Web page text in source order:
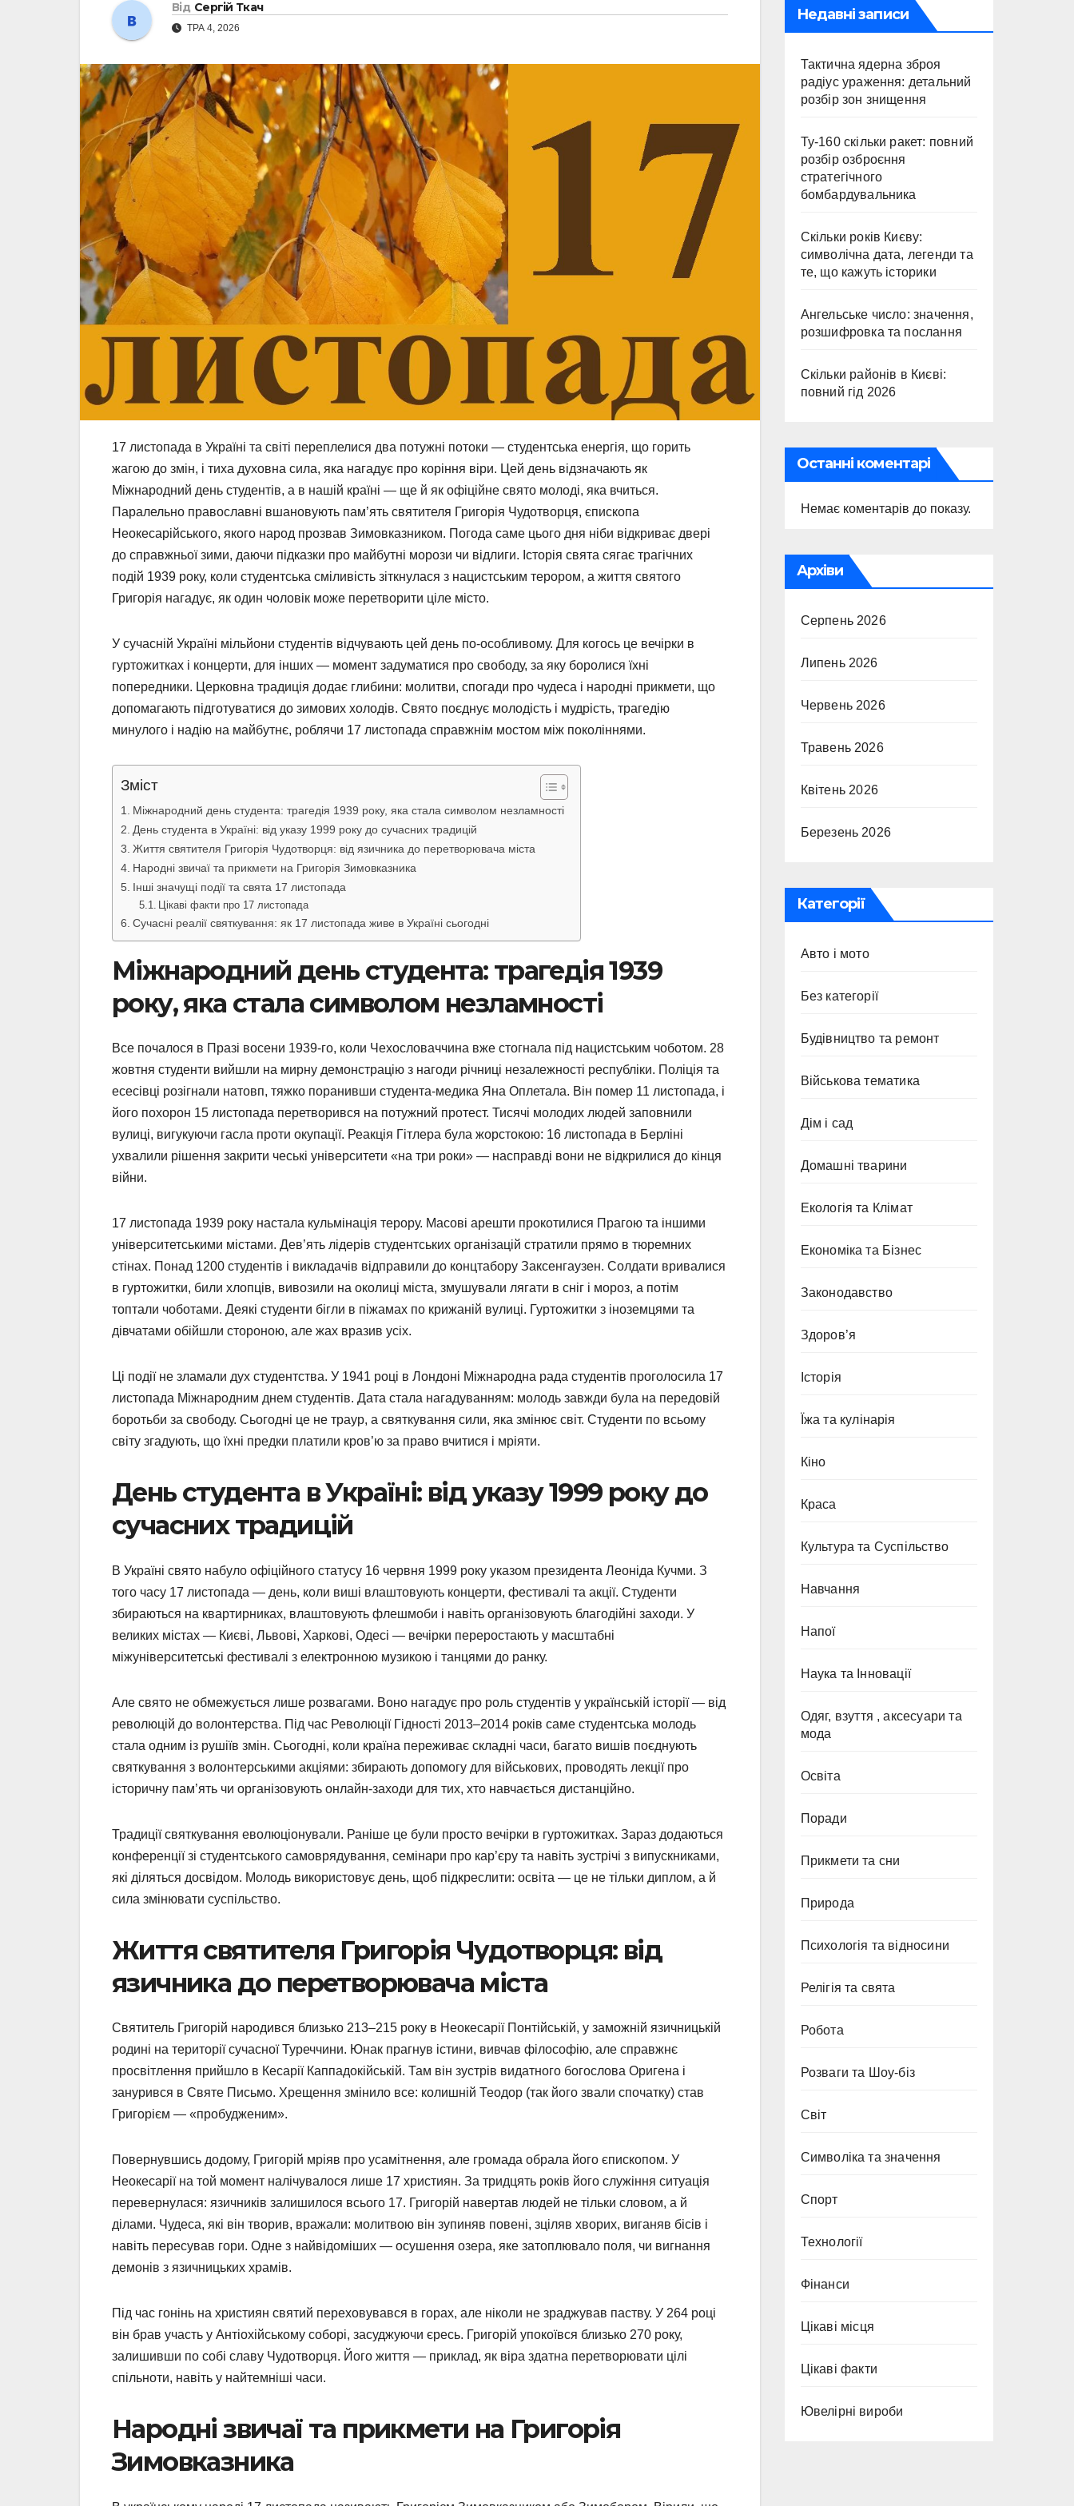
Від Сергій Ткач
ТРА 4, 2026
17 листопада в Україні та світі переплелися два потужні потоки — студентська енергія, що горить
жагою до змін, і тиха духовна сила, яка нагадує про коріння віри. Цей день відзначають як
Міжнародний день студентів, а в нашій країні — ще й як офіційне свято молоді, яка вчиться.
Паралельно православні вшановують пам’ять святителя Григорія Чудотворця, єпископа
Неокесарійського, якого народ прозвав Зимовказником. Погода саме цього дня ніби відкриває двері
до справжньої зими, даючи підказки про майбутні морози чи відлиги. Історія свята сягає трагічних
подій 1939 року, коли студентська сміливість зіткнулася з нацистським терором, а життя святого
Григорія нагадує, як один чоловік може перетворити ціле місто.
У сучасній Україні мільйони студентів відчувають цей день по-особливому. Для когось це вечірки в
гуртожитках і концерти, для інших — момент задуматися про свободу, за яку боролися їхні
попередники. Церковна традиція додає глибини: молитви, спогади про чудеса і народні прикмети, що
допомагають підготуватися до зимових холодів. Свято поєднує молодість і мудрість, трагедію
минулого і надію на майбутнє, роблячи 17 листопада справжнім мостом між поколіннями.
Зміст
Міжнародний день студента: трагедія 1939 року, яка стала символом незламності
День студента в Україні: від указу 1999 року до сучасних традицій
Життя святителя Григорія Чудотворця: від язичника до перетворювача міста
Народні звичаї та прикмети на Григорія Зимовказника
Інші значущі події та свята 17 листопада
Цікаві факти про 17 листопада
Сучасні реалії святкування: як 17 листопада живе в Україні сьогодні
Міжнародний день студента: трагедія 1939
року, яка стала символом незламності
Все почалося в Празі восени 1939-го, коли Чехословаччина вже стогнала під нацистським чоботом. 28
жовтня студенти вийшли на мирну демонстрацію з нагоди річниці незалежності республіки. Поліція та
есесівці розігнали натовп, тяжко поранивши студента-медика Яна Оплетала. Він помер 11 листопада, і
його похорон 15 листопада перетворився на потужний протест. Тисячі молодих людей заповнили
вулиці, вигукуючи гасла проти окупації. Реакція Гітлера була жорстокою: 16 листопада в Берліні
ухвалили рішення закрити чеські університети «на три роки» — насправді вони не відкрилися до кінця
війни.
17 листопада 1939 року настала кульмінація терору. Масові арешти прокотилися Прагою та іншими
університетськими містами. Дев’ять лідерів студентських організацій стратили прямо в тюремних
стінах. Понад 1200 студентів і викладачів відправили до концтабору Заксенгаузен. Солдати вривалися
в гуртожитки, били хлопців, вивозили на околиці міста, змушували лягати в сніг і мороз, а потім
топтали чоботами. Деякі студенти бігли в піжамах по крижаній вулиці. Гуртожитки з іноземцями та
дівчатами обійшли стороною, але жах вразив усіх.
Ці події не зламали дух студентства. У 1941 році в Лондоні Міжнародна рада студентів проголосила 17
листопада Міжнародним днем студентів. Дата стала нагадуванням: молодь завжди була на передовій
боротьби за свободу. Сьогодні це не траур, а святкування сили, яка змінює світ. Студенти по всьому
світу згадують, що їхні предки платили кров’ю за право вчитися і мріяти.
День студента в Україні: від указу 1999 року до
сучасних традицій
В Україні свято набуло офіційного статусу 16 червня 1999 року указом президента Леоніда Кучми. З
того часу 17 листопада — день, коли виші влаштовують концерти, фестивалі та акції. Студенти
збираються на квартирниках, влаштовують флешмоби і навіть організовують благодійні заходи. У
великих містах — Києві, Львові, Харкові, Одесі — вечірки переростають у масштабні
міжуніверситетські фестивалі з електронною музикою і танцями до ранку.
Але свято не обмежується лише розвагами. Воно нагадує про роль студентів у українській історії — від
революцій до волонтерства. Під час Революції Гідності 2013–2014 років саме студентська молодь
стала одним із рушіїв змін. Сьогодні, коли країна переживає складні часи, багато вишів поєднують
святкування з волонтерськими акціями: збирають допомогу для військових, проводять лекції про
історичну пам’ять чи організовують онлайн-заходи для тих, хто навчається дистанційно.
Традиції святкування еволюціонували. Раніше це були просто вечірки в гуртожитках. Зараз додаються
конференції зі студентського самоврядування, семінари про кар’єру та навіть зустрічі з випускниками,
які діляться досвідом. Молодь використовує день, щоб підкреслити: освіта — це не тільки диплом, а й
сила змінювати суспільство.
Життя святителя Григорія Чудотворця: від
язичника до перетворювача міста
Святитель Григорій народився близько 213–215 року в Неокесарії Понтійській, у заможній язичницькій
родині на території сучасної Туреччини. Юнак прагнув істини, вивчав філософію, але справжнє
просвітлення прийшло в Кесарії Каппадокійській. Там він зустрів видатного богослова Оригена і
занурився в Святе Письмо. Хрещення змінило все: колишній Теодор (так його звали спочатку) став
Григорієм — «пробудженим».
Повернувшись додому, Григорій мріяв про усамітнення, але громада обрала його єпископом. У
Неокесарії на той момент налічувалося лише 17 християн. За тридцять років його служіння ситуація
перевернулася: язичників залишилося всього 17. Григорій навертав людей не тільки словом, а й
ділами. Чудеса, які він творив, вражали: молитвою він зупиняв повені, зціляв хворих, виганяв бісів і
навіть пересував гори. Одне з найвідоміших — осушення озера, яке затоплювало поля, чи вигнання
демонів з язичницьких храмів.
Під час гонінь на християн святий переховувався в горах, але ніколи не зраджував паству. У 264 році
він брав участь у Антіохійському соборі, засуджуючи єресь. Григорій упокоївся близько 270 року,
залишивши по собі славу Чудотворця. Його життя — приклад, як віра здатна перетворювати цілі
спільноти, навіть у найтемніші часи.
Народні звичаї та прикмети на Григорія
Зимовказника
Недавні записи
Тактична ядерна зброя
радіус ураження: детальний
розбір зон знищення
Ту-160 скільки ракет: повний
розбір озброєння
стратегічного
бомбардувальника
Скільки років Києву:
символічна дата, легенди та
те, що кажуть історики
Ангельське число: значення,
розшифровка та послання
Скільки районів в Києві:
повний гід 2026
Останні коментарі
Немає коментарів до показу.
Архіви
Серпень 2026
Липень 2026
Червень 2026
Травень 2026
Квітень 2026
Березень 2026
Категорії
Авто і мото
Без категорії
Будівництво та ремонт
Військова тематика
Дім і сад
Домашні тварини
Екологія та Клімат
Економіка та Бізнес
Законодавство
Здоров’я
Історія
Їжа та кулінарія
Кіно
Краса
Культура та Суспільство
Навчання
Напої
Наука та Інновації
Одяг, взуття , аксесуари та
мода
Освіта
Поради
Прикмети та сни
Природа
Психологія та відносини
Релігія та свята
Робота
Розваги та Шоу-біз
Світ
Символіка та значення
Спорт
Технології
Фінанси
Цікаві місця
Цікаві факти
Ювелірні вироби